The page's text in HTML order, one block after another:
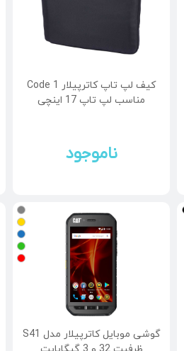
کیف لپ تاپ کاترپیلار Code 1
مناسب لپ تاپ 17 اینچی
ناموجود
گوشی موبایل کاترپیلار مدل S41